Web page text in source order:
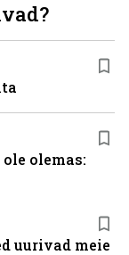
uurivad meie
olemas: